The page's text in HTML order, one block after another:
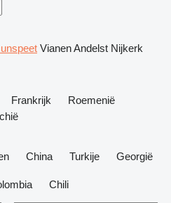
VianenAndelst Nijkerk
Frankrijk
Roemenië
China Turkije
Georgië
Chili